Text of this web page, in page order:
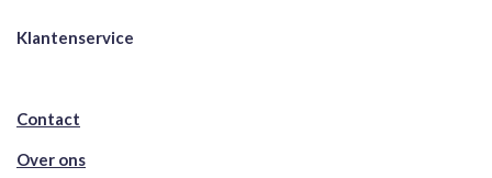
Klantenservice
Contact
Over ons